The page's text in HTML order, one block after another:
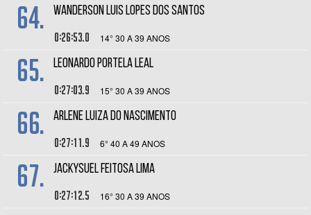
64. WANDERSON LUIS LOPES DOS SANTOS
0:26:53.0 14° 30 A 39 ANOS
65. LEONARDO PORTELA LEAL
0:27:03.9 15° 30 A 39 ANOS
66. ARLENE LUIZA DO NASCIMENTO
0:27:11.9 6° 40 A 49 ANOS
67. JACKYSUEL FEITOSA LIMA
0:27:12.5 16° 30 A 39 ANOS